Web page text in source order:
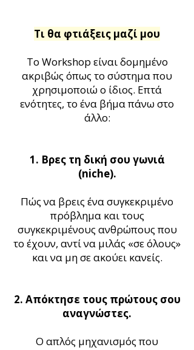
Τι θα φτιάξεις μαζί μου
Το Workshop είναι δομημένο
ακριβώς όπως το σύστημα που
χρησιμοποιώ ο ίδιος. Επτά
ενότητες, το ένα βήμα πάνω στο
άλλο:
1. Βρες τη δική σου γωνιά
(niche).
Πώς να βρεις ένα συγκεκριμένο
πρόβλημα και τους
συγκεκριμένους ανθρώπους που
το έχουν, αντί να μιλάς «σε όλους»
και να μη σε ακούει κανείς.
2. Απόκτησε τους πρώτους σου
αναγνώστες.
Ο απλός μηχανισμός που